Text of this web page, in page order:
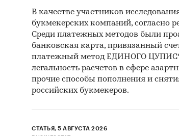
В качестве участников
букмекерских компаний,
Среди платежных методов были
банковская карта, привязанный
платежный метод ЕДИНОГО
легальность расчетов в сфере
прочие способы пополнения и
российских букмекеров.
СТАТЬЯ, 5 АВГУСТА 2026